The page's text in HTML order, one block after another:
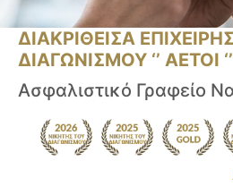
ΔΙΑΚΡΙΘΕΙΣΑ
ΔΙΑΓΩΝΙΣΜΟΥ ‘’ ΑΕΤΟΙ ‘’
Ασφαλιστικό Γραφείο